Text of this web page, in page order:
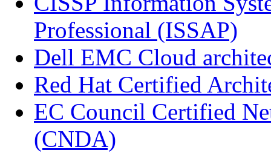
Professional (ISSAP)
Dell EMC Cloud
Red Hat Certified
EC Council Certified
(CNDA)